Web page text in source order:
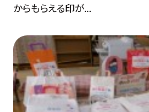
からもらえる印が...